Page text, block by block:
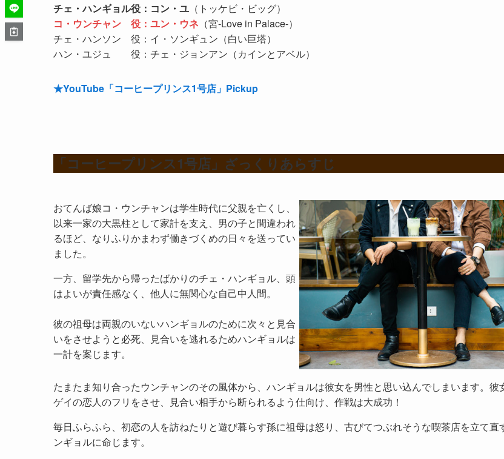
チェ・ハンギョル役：コン・ユ （トッケビ・ビッグ）
コ・ウンチャン 役：ユン・ウネ （宮-Love in Palace-）
チェ・ハンソン 役：イ・ソンギュン（白い巨塔）
ハン・ユジュ 役：チェ・ジョンアン（カインとアベル）
★YouTube「コーヒープリンス1号店」Pickup
「コーヒープリンス1号店」ざっくりあらすじ
おてんば娘コ・ウンチャンは学生時代に父親を亡くし、
以来一家の大黒柱として家計を支え、男の子と間違われ
るほど、なりふりかまわず働きづくめの日々を送ってい
ました。
一方、留学先から帰ったばかりのチェ・ハンギョル、頭
はよいが責任感なく、他人に無関心な自己中人間。
彼の祖母は両親のいないハンギョルのために次々と見合
いをさせようと必死、見合いを逃れるためハンギョルは
一計を案じます。
たまたま知り合ったウンチャンのその風体から、ハンギョルは彼女を男性と思い込んでしまいます。彼
ゲイの恋人のフリをさせ、見合い相手から断られるよう仕向け、作戦は大成功！
毎日ふらふら、初恋の人を訪ねたりと遊び暮らす孫に祖母は怒り、古びてつぶれそうな喫茶店を立て直
ンギョルに命じます。